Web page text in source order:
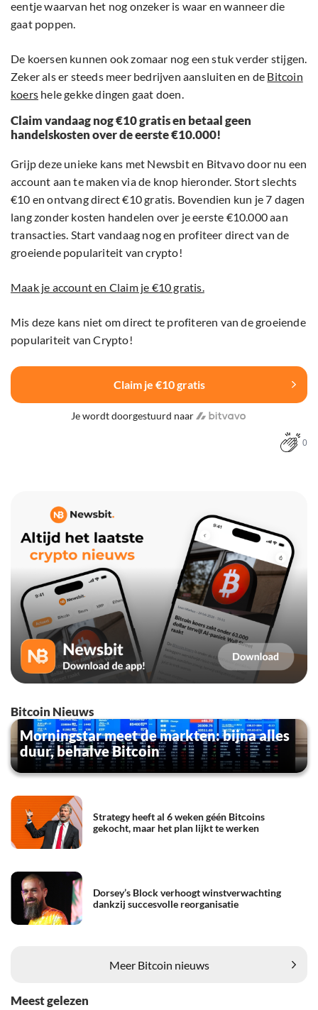
eentje waarvan het nog onzeker is waar en wanneer die
gaat poppen.
De koersen kunnen ook zomaar nog een stuk verder stijgen.
Zeker als er steeds meer bedrijven aansluiten en de Bitcoin
koers hele gekke dingen gaat doen.
Claim vandaag nog €10 gratis en betaal geen
handelskosten over de eerste €10.000!
Grijp deze unieke kans met Newsbit en Bitvavo door nu een
account aan te maken via de knop hieronder. Stort slechts
€10 en ontvang direct €10 gratis. Bovendien kun je 7 dagen
lang zonder kosten handelen over je eerste €10.000 aan
transacties. Start vandaag nog en profiteer direct van de
groeiende populariteit van crypto!
Maak je account en Claim je €10 gratis.
Mis deze kans niet om direct te profiteren van de groeiende
populariteit van Crypto!
Claim je €10 gratis
Je wordt doorgestuurd naar
0
Bitcoin Nieuws
Morningstar meet de markten: bijna alles
duur, behalve Bitcoin
Strategy heeft al 6 weken géén Bitcoins
gekocht, maar het plan lijkt te werken
Dorsey’s Block verhoogt winstverwachting
dankzij succesvolle reorganisatie
Meer Bitcoin nieuws
Meest gelezen